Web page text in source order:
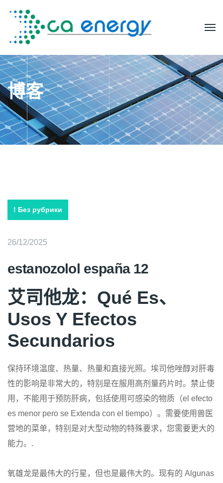
博客
! Без рубрики
26/12/2025
estanozolol españa 12
艾司他龙：Qué Es、
Usos Y Efectos
Secundarios
保持环境温度、热量、热量和直接光照。埃司他唑醇对肝毒
性的影响是非常大的，特别是在服用高剂量药片时。禁止使
用，不能用于预防肝病，包括使用可感染的物质（el efecto
es menor pero se Extenda con el tiempo）。需要使用兽医
营地的菜单，特别是对大型动物的特殊要求，您需要更大的
能力。.
氧雄龙是最伟大的行星，但也是最伟大的。现有的 Algunas